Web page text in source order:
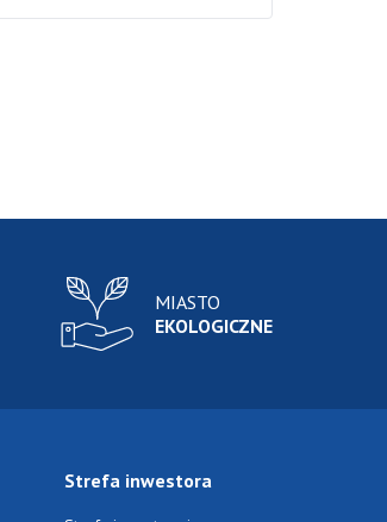
MIASTO
EKOLOGICZNE
Strefa inwestora